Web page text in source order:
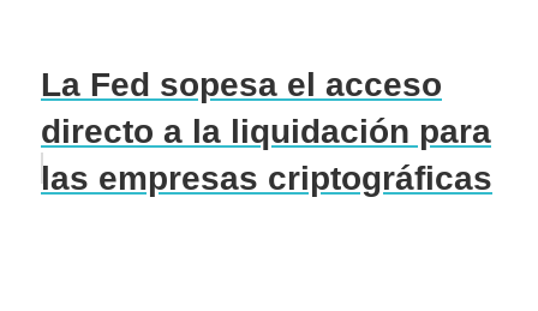
La Fed sopesa el acceso
directo a la liquidación para
las empresas criptográficas